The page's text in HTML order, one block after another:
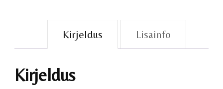
Kirjeldus Lisainfo
Kirjeldus